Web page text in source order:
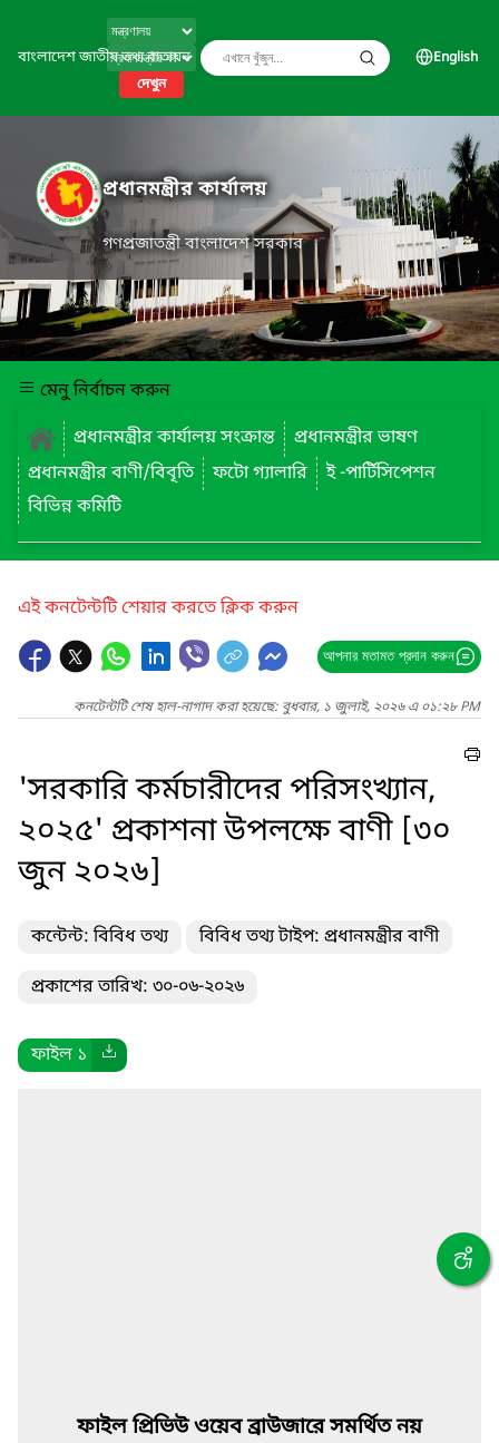
বাংলাদেশ জাতীয় তথ্য বাতায়ন
দেখুন
English
প্রধানমন্ত্রীর কার্যালয়
গণপ্রজাতন্ত্রী বাংলাদেশ সরকার
মেনু নির্বাচন করুন
প্রধানমন্ত্রীর কার্যালয় সংক্রান্ত
প্রধানমন্ত্রীর ভাষণ
প্রধানমন্ত্রীর বাণী/বিবৃতি
ফটো গ্যালারি
ই -পার্টিসিপেশন
বিভিন্ন কমিটি
এই কনটেন্টটি শেয়ার করতে ক্লিক করুন
আপনার মতামত প্রদান করুন
কনটেন্টটি শেষ হাল-নাগাদ করা হয়েছে: বুধবার, ১ জুলাই, ২০২৬ এ ০১:২৮ PM
'সরকারি কর্মচারীদের পরিসংখ্যান,
২০২৫' প্রকাশনা উপলক্ষে বাণী [৩০
জুন ২০২৬]
কন্টেন্ট: বিবিধ তথ্য বিবিধ তথ্য টাইপ: প্রধানমন্ত্রীর বাণী
প্রকাশের তারিখ: ৩০-০৬-২০২৬
ফাইল ১
ফাইল প্রিভিউ ওয়েব ব্রাউজারে সমর্থিত নয়